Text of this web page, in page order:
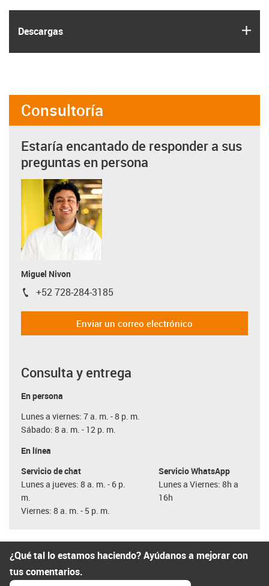
Descargas
Consultoría
Estaría encantado de responder a sus
preguntas en persona
Miguel Nivon
igus-icon-phone
+52 728-284-3185
Enviar un correo electrónico
Consulta y entrega
En persona
Lunes a viernes: 7 a. m. - 8 p. m.
Sábado: 8 a. m. - 12 p. m.
En línea
Servicio de chat
Lunes a jueves: 8 a. m. - 6 p.
m.
Viernes: 8 a. m. - 5 p. m.
Servicio WhatsApp
Lunes a Viernes: 8h a
16h
¿Qué tal lo estamos haciendo? Ayúdanos a mejorar con
tus comentarios.